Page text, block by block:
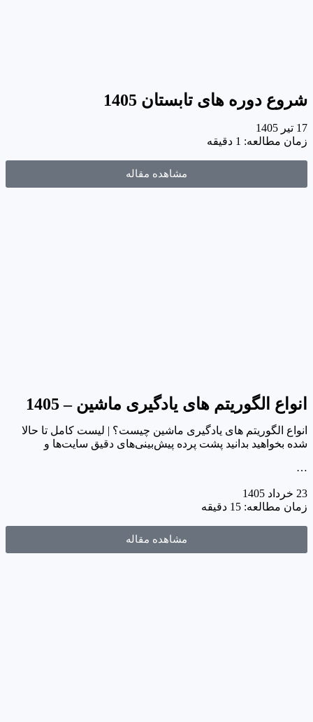
شروع دوره های تابستان 1405
17 تیر 1405
زمان مطالعه: 1 دقیقه
مشاهده مقاله
انواع الگوریتم های یادگیری ماشین – 1405
انواع الگوریتم های یادگیری ماشین چیست؟ | لیست کامل تا حالا
شده بخواهید بدانید پشت پرده پیش‌بینی‌های دقیق سایت‌ها و
…
23 خرداد 1405
زمان مطالعه: 15 دقیقه
مشاهده مقاله